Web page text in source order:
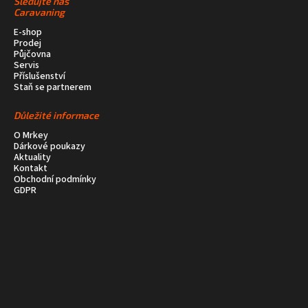
Caravaning
E-shop
Prodej
Půjčovna
Servis
Příslušenství
Staň se partnerem
Důležité informace
O Mrkey
Dárkové poukazy
Aktuality
Kontakt
Obchodní podmínky
GDPR